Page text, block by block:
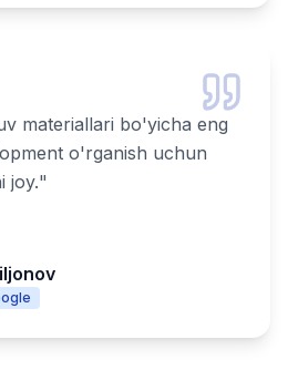
materiallari bo'yicha eng
o'rganish uchun
joy."